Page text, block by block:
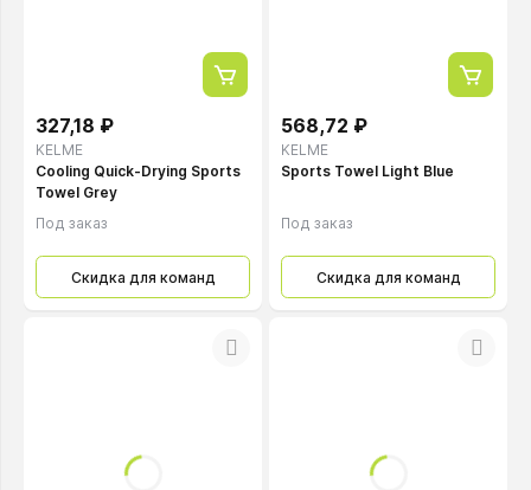
KELME
327,18 ₽
Cooling Quick-Drying Sports
Towel Grey
Под заказ
Скидка для команд
KELME
568,72 ₽
Sports Towel Light Blue
Под заказ
Скидка для команд